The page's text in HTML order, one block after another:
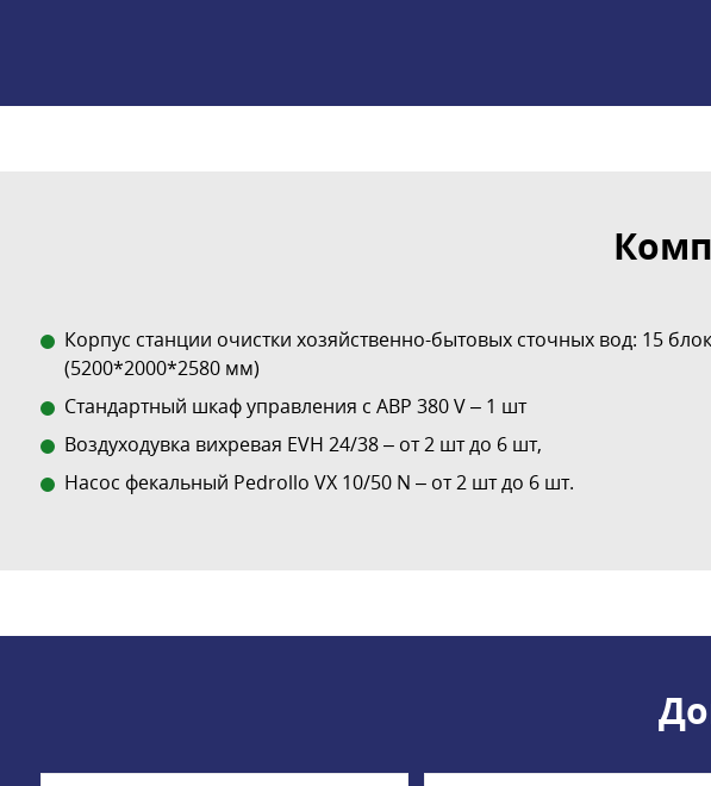
Корпус станции очистки хозяйственно-бытовых сточных вод: 15
(5200*2000*2580 мм)
Стандартный шкаф управления с АВР 380 V – 1 шт
Воздуходувка вихревая EVH 24/38 – от 2 шт до 6 шт,
Насос фекальный Pedrollo VX 10/50 N – от 2 шт до 6 шт.